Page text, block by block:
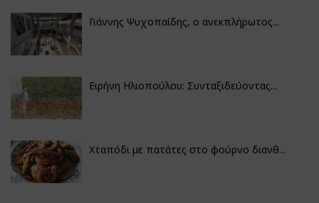
Γιάννης Ψυχοπαίδης, ο ανεκπλήρωτος...
Ειρήνη Ηλιοπούλου: Συνταξιδεύοντας...
Χταπόδι με πατάτες στο φούρνο διανθ...